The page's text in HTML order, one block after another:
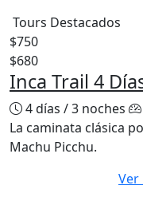
Tours Destacados
$750
$680
Inca Trail 4
4 días / 3 noches
La caminata clásica
Machu Picchu.
Ver